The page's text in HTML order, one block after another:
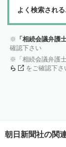
よく検索され
「相続会議弁護
確認下さい
「相続会議弁護
ら
をご確認下さ
朝日新聞社の関